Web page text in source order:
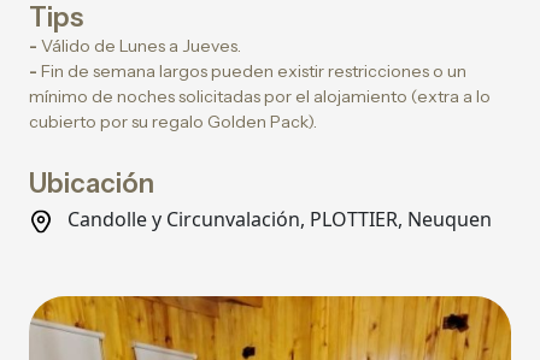
Tips
- Válido de Lunes a Jueves.
- Fin de semana largos pueden existir restricciones o un
mínimo de noches solicitadas por el alojamiento (extra a lo
cubierto por su regalo Golden Pack).
Ubicación
Candolle y Circunvalación, PLOTTIER, Neuquen